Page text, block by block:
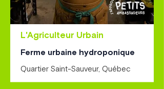
L'Agriculteur Urbain
Ferme urbaine hydroponique
Quartier Saint-Sauveur, Québec